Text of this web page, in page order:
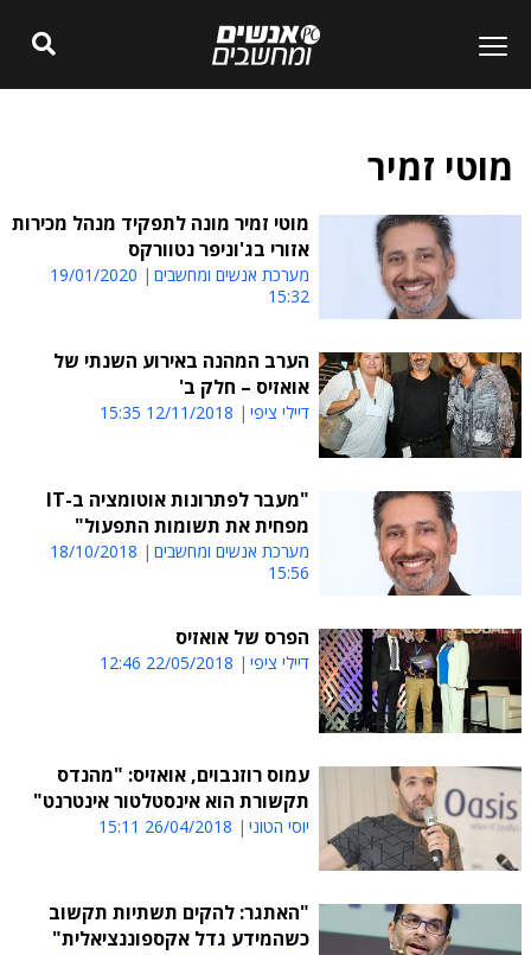
מוטי זמיר
מוטי זמיר מונה לתפקיד מנהל מכירות
אזורי בג'וניפר נטוורקס
מערכת אנשים ומחשבים
19/01/2020
15:32
הערב המהנה באירוע השנתי של
אואזיס – חלק ב'
דיילי ציפי 12/11/2018 15:35
"מעבר לפתרונות אוטומציה ב-IT
מפחית את תשומות התפעול"
מערכת אנשים ומחשבים
18/10/2018
15:56
הפרס של אואזיס
דיילי ציפי 22/05/2018 12:46
עמוס רוזנבוים, אואזיס: "מהנדס
תקשורת הוא אינסטלטור אינטרנט"
יוסי הטוני 26/04/2018 15:11
"האתגר: להקים תשתיות תקשוב
כשהמידע גדל אקספוננציאלית"